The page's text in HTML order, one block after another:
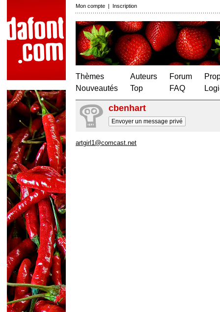
Mon compte | Inscription
Thèmes
Nouveautés
Auteurs
Top
Forum
FAQ
cbenhart
Envoyer un message privé
artgirl1@comcast.net